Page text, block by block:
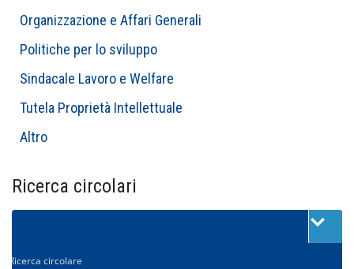
Organizzazione e Affari Generali
Politiche per lo sviluppo
Sindacale Lavoro e Welfare
Tutela Proprietà Intellettuale
Altro
Ricerca circolari